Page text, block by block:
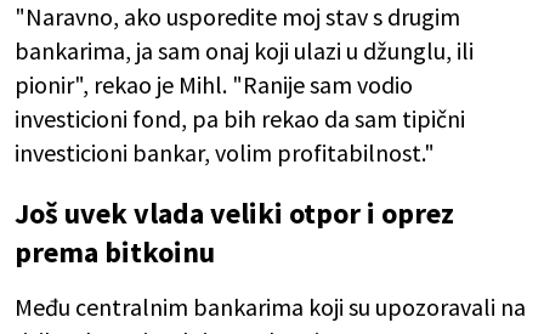
"Naravno, ako usporedite moj stav s drugim
bankarima, ja sam onaj koji ulazi u džunglu, ili
pionir", rekao je Mihl. "Ranije sam vodio
investicioni fond, pa bih rekao da sam tipični
investicioni bankar, volim profitabilnost."
Još uvek vlada veliki otpor i oprez
prema bitkoinu
Među centralnim bankarima koji su upozoravali na